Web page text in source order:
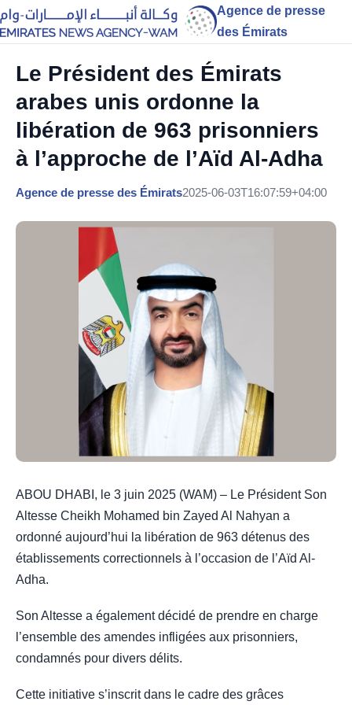
Agence de presse
des Émirats
Le Président des Émirats
arabes unis ordonne la
libération de 963 prisonniers
à l’approche de l’Aïd Al-Adha
Agence de presse des Émirats2025-06-03T16:07:59+04:00
ABOU DHABI, le 3 juin 2025 (WAM) – Le Président Son
Altesse Cheikh Mohamed bin Zayed Al Nahyan a
ordonné aujourd’hui la libération de 963 détenus des
établissements correctionnels à l’occasion de l’Aïd Al-
Adha.
Son Altesse a également décidé de prendre en charge
l’ensemble des amendes infligées aux prisonniers,
condamnés pour divers délits.
Cette initiative s’inscrit dans le cadre des grâces